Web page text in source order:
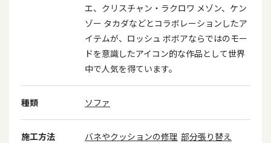
エ、クリスチャン・ラクロワ メゾン、ケン
ゾー タカダなどとコラボレーションしたア
イテムが、ロッシュ ボボアならではのモー
ドを意識したアイコン的な作品として世界
中で人気を得ています。
種類 ソファ
施工方法 バネやクッションの修理 部分張り替え